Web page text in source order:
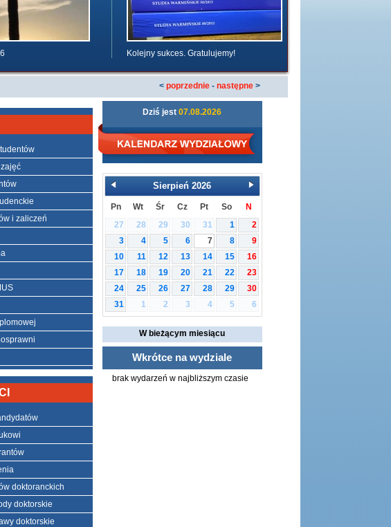
Kolejny sukces. Gratulujemy!
< poprzednie- następne>
i zaliczeń
doktoranckich
doktorskie
doktorskie
Dziś jest 07.08.2026
Sierpień 2026
Pn Wt Śr Cz Pt So
N
27
28 29 30 31 1
2
3
4 5 6 7 8
9
10
11 12 13 14 15
16
17
18 19 20 21 22
23
24
25 26 27 28 29
30
31
1 2 3 4 5 6
W bieżącym miesiącu
Wkrótce na wydziale
brak wydarzeń w najbliższym czasie